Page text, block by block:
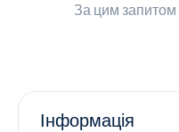
Всі продукти
За цим запитом
Інформація